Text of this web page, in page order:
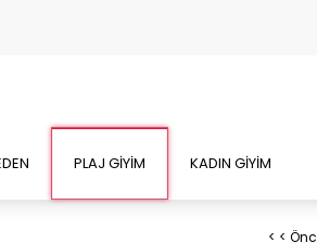
PLAJ GİYİM KADIN GİYİM
< <